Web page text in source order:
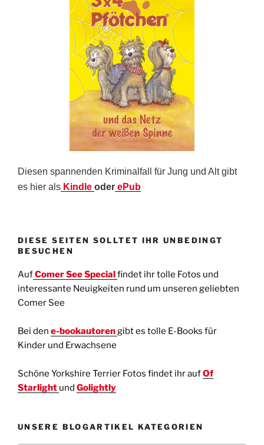
Diesen spannenden Kriminalfall für Jung und Alt gibt
es hier als Kindle oder ePub
DIESE SEITEN SOLLTET IHR UNBEDINGT
BESUCHEN
AufComer See Special findet ihr tolle Fotos und
interessante Neuigkeiten rund um unseren geliebten
Comer See
Bei den e-bookautorengibt es tolle E-Books für
Kinder und Erwachsene
Schöne Yorkshire Terrier Fotos findet ihr aufOf
Starlight und Golightly
UNSERE BLOGARTIKEL KATEGORIEN